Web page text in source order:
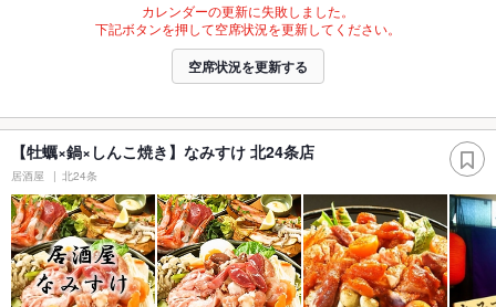
カレンダーの更新に失敗しました。
下記ボタンを押して空席状況を更新してください。
空席状況を更新する
【牡蠣×鍋×しんこ焼き】なみすけ 北24条店
居酒屋 北24条